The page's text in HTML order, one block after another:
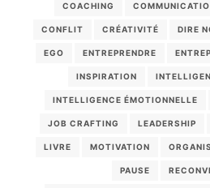
COACHING
CONFLIT CRÉATIVITÉ DIRE
EGO ENTREPRENDRE
INSPIRATION
INTELLIGENCE ÉMOTIONNELLE
JOB CRAFTING LEADERSHIP
LIVRE MOTIVATION
PAUSE